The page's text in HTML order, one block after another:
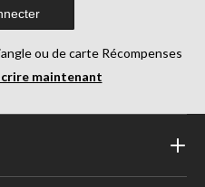
ou de carte Récompenses
maintenant